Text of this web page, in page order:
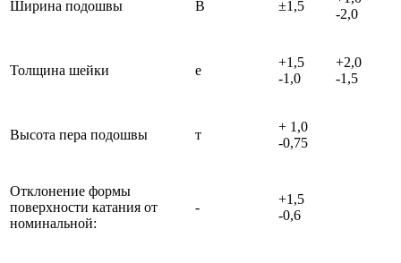
Ширина подошвы В ±1,5
-2,0
Толщина шейки е
+1,5
-1,0
+2,0
-1,5
Высота пера подошвы т
+ 1,0
-0,75
Отклонение формы
поверхности катания от
номинальной:
-
+1,5
-0,6